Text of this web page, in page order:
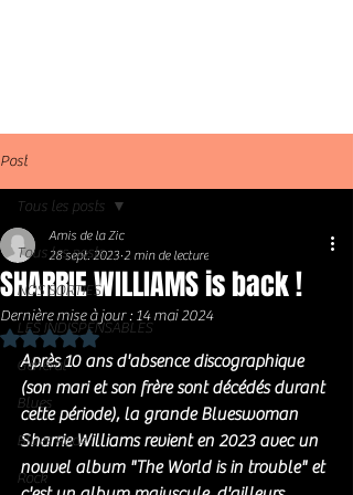
Post
Tous les posts
NOS SORTIES
LES INDISPENSABLES
Général
Blues
Blues Rock
Rock
Tous les posts
SHARRIE WILLIAMS is back !
Amis de la Zic
28 sept. 2023 2 min de lecture
Dernière mise à jour :14 mai 2024
Noté NaN étoiles sur 5.
Après 10 ans d'absence discographique
(son mari et son frère sont décédés durant
cette période), la grande Blueswoman
Sharrie Williams revient en 2023 avec un
nouvel album "The World is in trouble" et